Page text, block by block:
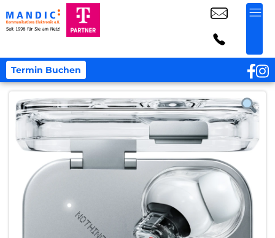
Termin Buchen